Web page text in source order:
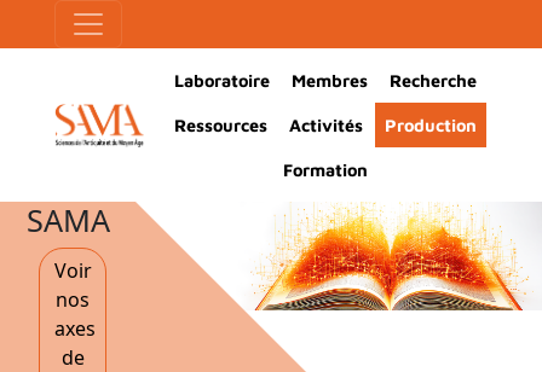
Aller au contenu principal
Main Navigation
Laboratoire Membres Recherche
Ressources Activités Production
Formation
SAMA
Voir
nos
axes
de
Panneau de gestion des cookies